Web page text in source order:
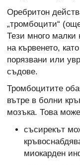
Оребритон
„тромбоцити“
Тези много малки
на кървенето,
порязвани или
съдове.
Тромбоцитите
вътре в болни
мозъка. Това
съсирекът
миокарден